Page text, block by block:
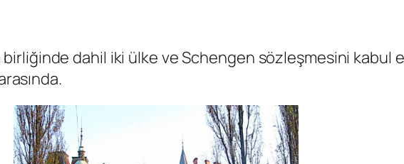
birliğinde dahil iki ülke ve Schengen sözleşmesini kabul